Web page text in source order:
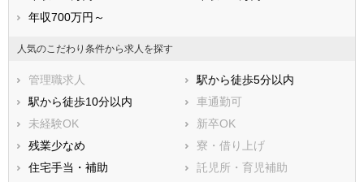
西多摩郡瑞穂町
西多摩郡日の出町
西多摩郡檜原村
大島町
新島村
神津島村
御蔵島村
青ヶ島村
小笠原村
年収700万円～
人気のこだわり条件から求人を探す
管理職求人
駅から徒歩5分以内
駅から徒歩10分以内
車通勤可
未経験OK
新卒OK
残業少なめ
寮・借り上げ
住宅手当・補助
託児所・育児補助